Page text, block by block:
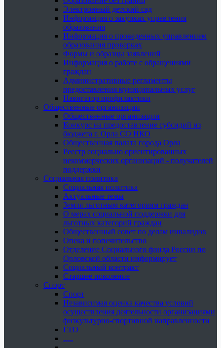
Электронный детский сад
Информация о закупках управления
образования
Информация о проведенных управлением
образования проверках
Формы и образцы заявлений
Информация о работе с обращениями
граждан
Административные регламенты
предоставления муниципальных услуг
Навигатор профилактики
Общественные организации
Общественные организации
Конкурс на предоставление субсидий из
бюджета г. Орла СО НКО
Общественная палата города Орла
Реестр социально ориентированных
некоммерческих организаций - получателей
поддержки
Социальная политика
Социальная политика
Актуальные темы
Земля льготным категориям граждан
О мерах социальной поддержки для
льготных категорий граждан
Общественный совет по делам инвалидов
Опека и попечительство
Отделение Социального фонда России по
Орловской области информирует
Социальный контракт
Старшее поколение
Спорт
Спорт
Независимая оценка качества условий
осуществления деятельности организациями
физкультурно-спортивной направленности
ГТО
.....